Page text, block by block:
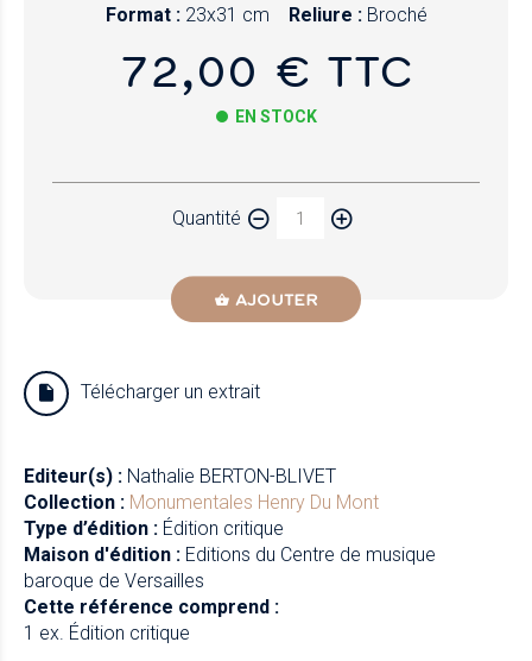
Format : 23x31 cm Reliure : Broché
72,00 € TTC
EN STOCK
Quantité
AJOUTER
Télécharger un extrait
Editeur(s) : Nathalie BERTON-BLIVET
Collection : Monumentales Henry Du Mont
Type d’édition : Édition critique
Maison d'édition : Editions du Centre de musique
baroque de Versailles
Cette référence comprend :
1 ex. Édition critique